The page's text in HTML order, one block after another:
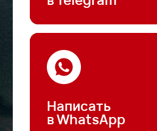
клиентов